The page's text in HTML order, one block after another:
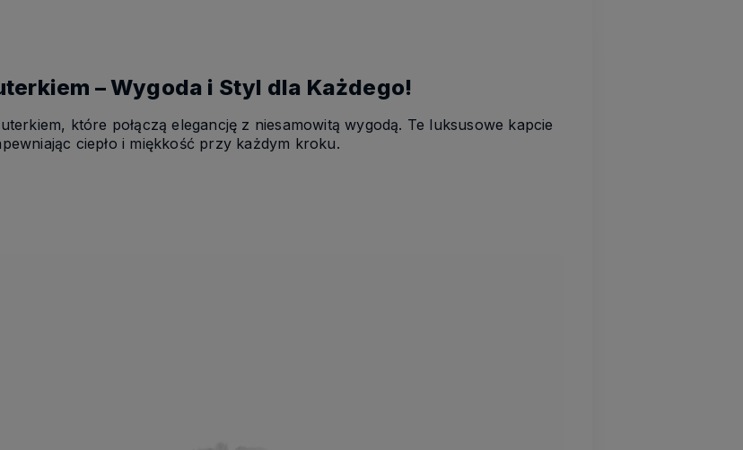
– Wygoda i Styl dla Każdego!
które połączą elegancję z niesamowitą wygodą. Te luksusowe kapcie
ciepło i miękkość przy każdym kroku.